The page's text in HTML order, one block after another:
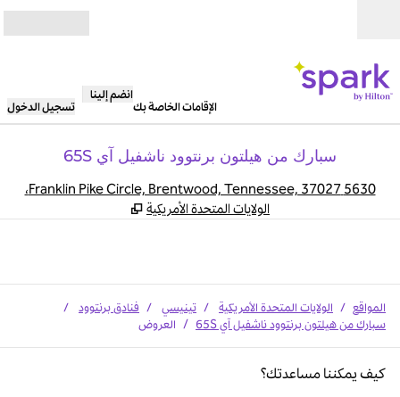
الإقامات الخاصة بك
انضم إلينا
تسجيل الدخول
سبارك من هيلتون برنتوود ناشفيل آي 65S
5630 Franklin Pike Circle, Brentwood, Tennessee, 37027،
الولايات المتحدة الأمريكية
المواقع / الولايات المتحدة الأمريكية / تينيسي / فنادق برنتوود
/
سبارك من هيلتون برنتوود ناشفيل آي 65S
/ العروض
كيف يمكننا مساعدتك؟